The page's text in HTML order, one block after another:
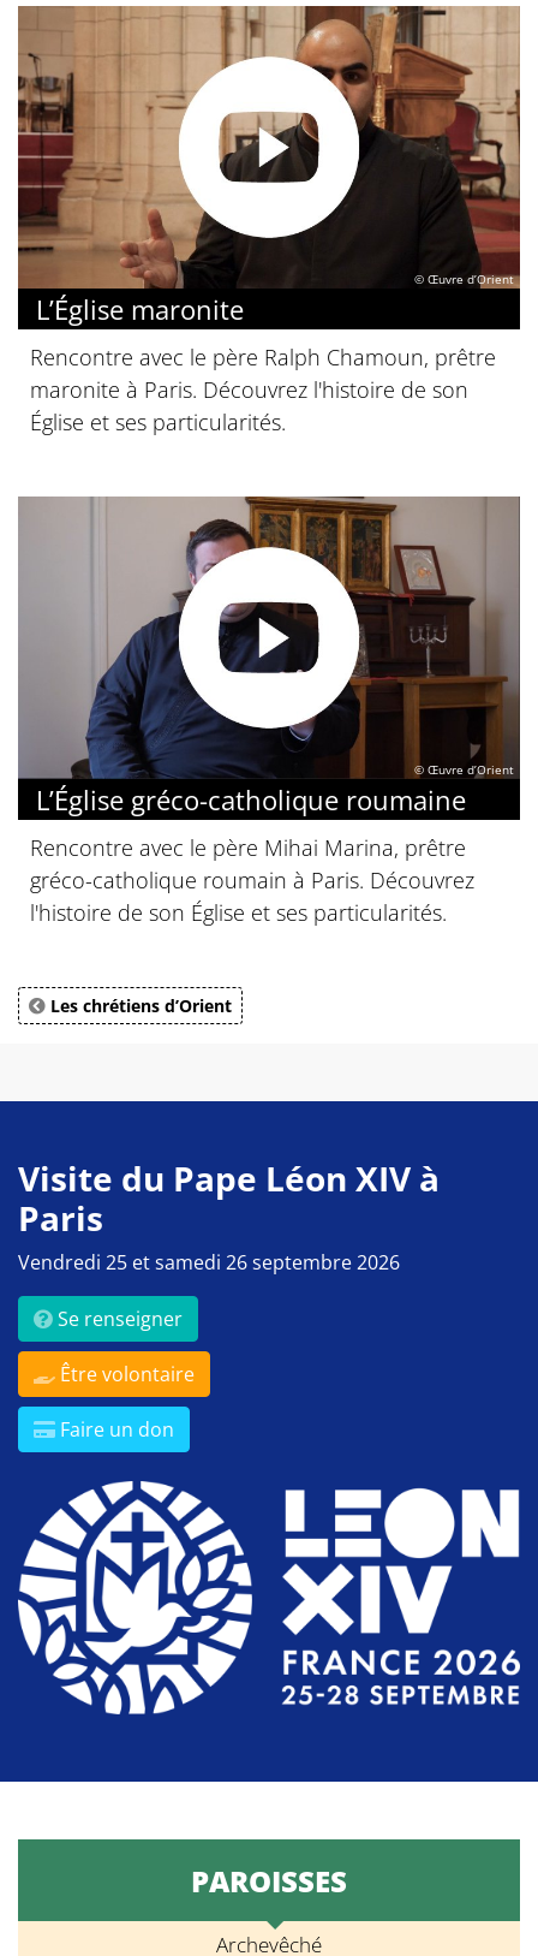
© Œuvre d’Orient
L’Église maronite
Rencontre avec le père Ralph Chamoun, prêtre
maronite à Paris. Découvrez l'histoire de son
Église et ses particularités.
© Œuvre d’Orient
L’Église gréco-catholique roumaine
Rencontre avec le père Mihai Marina, prêtre
gréco-catholique roumain à Paris. Découvrez
l'histoire de son Église et ses particularités.
Les chrétiens d’Orient
Visite du Pape Léon XIV à
Paris
Vendredi 25 et samedi 26 septembre 2026
Se renseigner
Être volontaire
Faire un don
PAROISSES
Archevêché